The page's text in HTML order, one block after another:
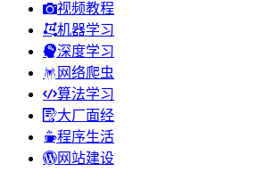
视频教程
机器学习
深度学习
网络爬虫
算法学习
大厂面经
程序生活
网站建设